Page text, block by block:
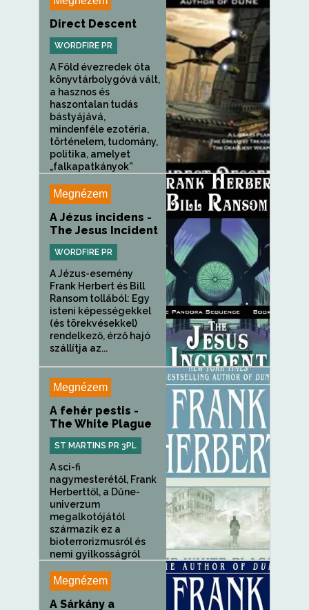
Direct Descent
WORDFIRE PR
A Föld évezredek óta
könyvtárbolygóvá vált,
a hasznos és
haszontalan tudás
bástyájává,
mindenféle ezotéria,
történelem, tudomány,
politika, amelyet
„falkapatkányok”
Megnézem
A Jézus incidens -
The Jesus Incident
WORDFIRE PR
A Jézus-esemény
Frank Herbert és Bill
Ransom tollából: Egy
isteni képességekkel
(és törekvésekkel)
rendelkező, érző hajó
szállítja az...
Megnézem
A fehér pestis -
The White Plague
ST MARTINS PR 3PL
A sci-fi
nagymesterétől, Frank
Herberttől, a Dűne-
univerzum
megalkotójától
származik ez a
bioterrorizmusról és
nemi gyilkosságról
Megnézem
A Sárkány a